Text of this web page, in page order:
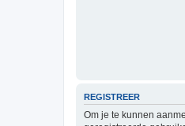
REGISTREER
Om je te kunnen